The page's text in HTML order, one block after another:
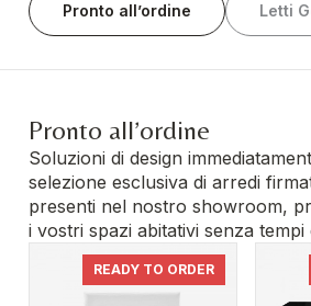
Pronto all’ordine Letti
Pronto all’ordine
Soluzioni di design
selezione esclusiva di arredi
presenti nel nostro showroom,
i vostri spazi abitativi senza tempi
READY TO ORDER